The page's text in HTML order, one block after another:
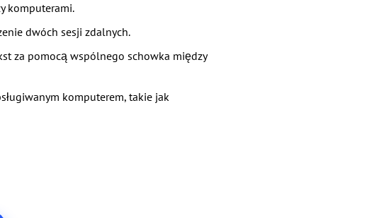
komputerami.
dwóch sesji zdalnych.
za pomocą wspólnego schowka między
komputerem, takie jak